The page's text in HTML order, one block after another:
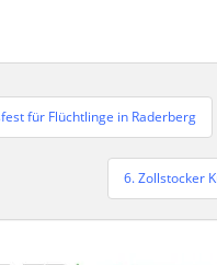
für Flüchtlinge in Raderberg
6. Zollstocker